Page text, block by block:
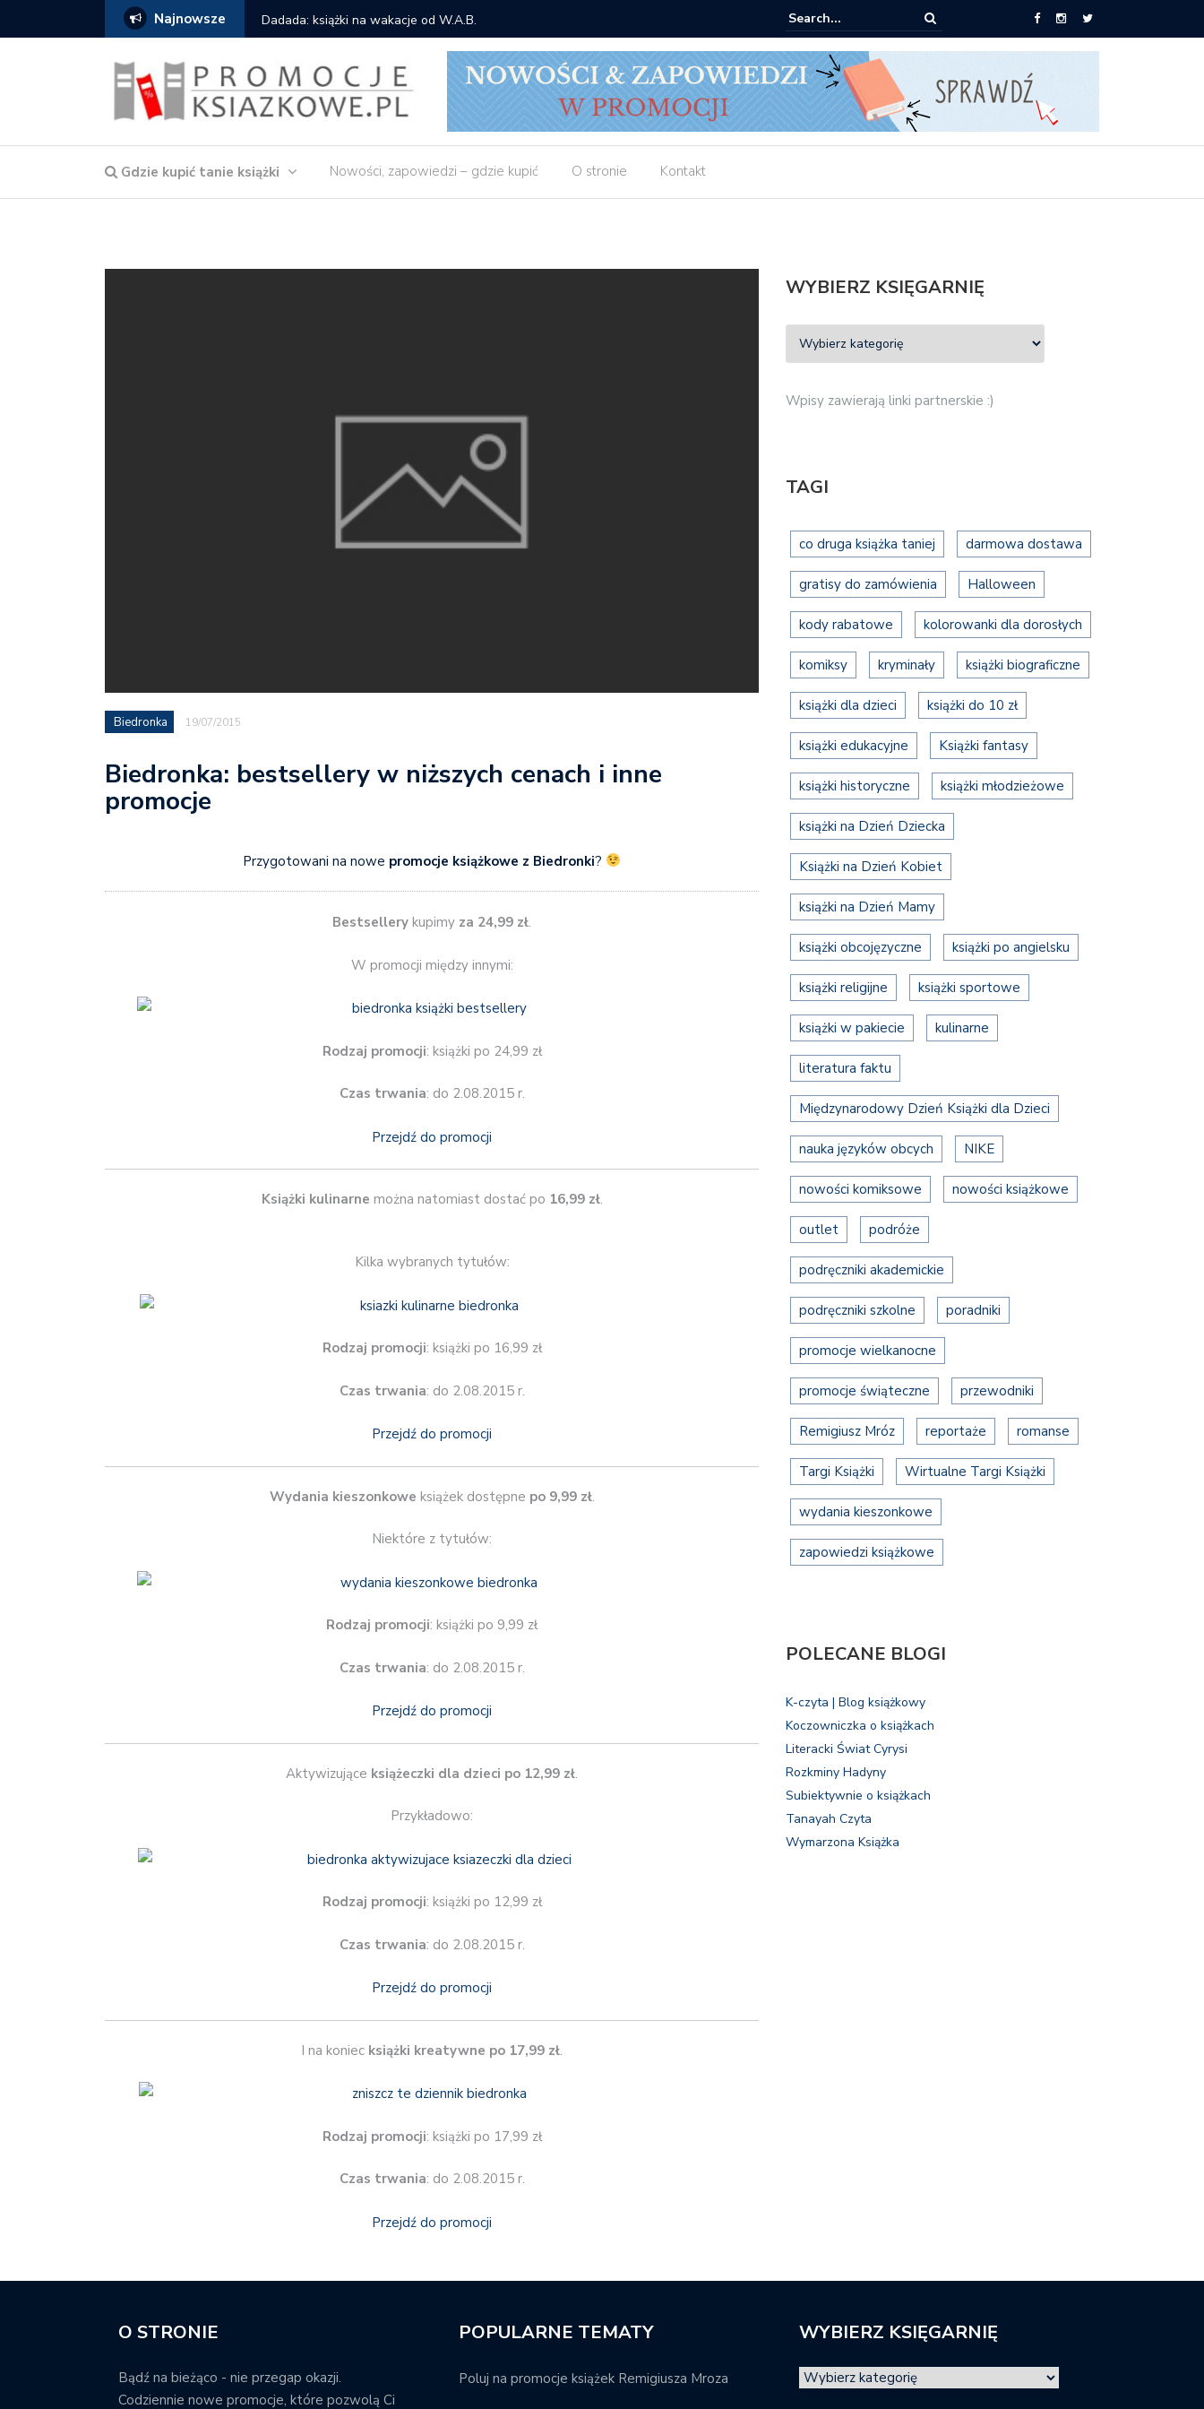
Najnowsze Gdzie kupić: Mieczysław Gorzka – Copycat Znak: książki od 2,90 zł do zamówienia
Gdzie kupić tanie książki Nowości, zapowiedzi – gdzie kupić O stronie Kontakt
Biedronka 19/07/2015
Biedronka: bestsellery w niższych cenach i inne
promocje
Przygotowani na nowe promocje książkowe z Biedronki?
Bestsellery kupimy za 24,99 zł.
W promocji między innymi:
Rodzaj promocji: książki po 24,99 zł
Czas trwania: do 2.08.2015 r.
Przejdź do promocji
Książki kulinarne można natomiast dostać po 16,99 zł.
Kilka wybranych tytułów:
Rodzaj promocji: książki po 16,99 zł
Czas trwania: do 2.08.2015 r.
Przejdź do promocji
Wydania kieszonkowe książek dostępne po 9,99 zł.
Niektóre z tytułów:
Rodzaj promocji: książki po 9,99 zł
Czas trwania: do 2.08.2015 r.
Przejdź do promocji
Aktywizujące książeczki dla dzieci po 12,99 zł.
Przykładowo:
Rodzaj promocji: książki po 12,99 zł
Czas trwania: do 2.08.2015 r.
Przejdź do promocji
I na koniec książki kreatywne po 17,99 zł.
Rodzaj promocji: książki po 17,99 zł
Czas trwania: do 2.08.2015 r.
Przejdź do promocji
WYBIERZ KSIĘGARNIĘ
Wpisy zawierają linki partnerskie :)
TAGI
co druga książka taniej darmowa dostawa
gratisy do zamówienia Halloween
kody rabatowe kolorowanki dla dorosłych
komiksy kryminały książki biograficzne
książki dla dzieci książki do 10 zł
książki edukacyjne Książki fantasy
książki historyczne książki młodzieżowe
książki na Dzień Dziecka
Książki na Dzień Kobiet
książki na Dzień Mamy
książki obcojęzyczne książki po angielsku
książki religijne książki sportowe
książki w pakiecie kulinarne
literatura faktu
Międzynarodowy Dzień Książki dla Dzieci
nauka języków obcych NIKE
nowości komiksowe nowości książkowe
outlet podróże
podręczniki akademickie
podręczniki szkolne poradniki
promocje wielkanocne
promocje świąteczne przewodniki
Remigiusz Mróz reportaże romanse
Targi Książki Wirtualne Targi Książki
wydania kieszonkowe
zapowiedzi książkowe
POLECANE BLOGI
K-czyta | Blog książkowy
Koczowniczka o książkach
Literacki Świat Cyrysi
Rozkminy Hadyny
Subiektywnie o książkach
Tanayah Czyta
Wymarzona Książka
O STRONIE
Bądź na bieżąco - nie przegap okazji.
Codziennie nowe promocje, które pozwolą Ci
POPULARNE TEMATY
Poluj na promocje książek Remigiusza Mroza
WYBIERZ KSIĘGARNIĘ